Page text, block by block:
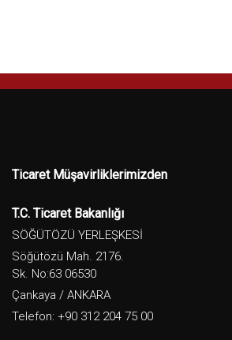
Ticaret Müşavirliklerimizden
T.C. Ticaret Bakanlığı
SÖĞÜTÖZÜ YERLEŞKESİ
Söğütözü Mah. 2176.
Sk. No:63 06530
Çankaya / ANKARA
Telefon: +90 312 204 75 00